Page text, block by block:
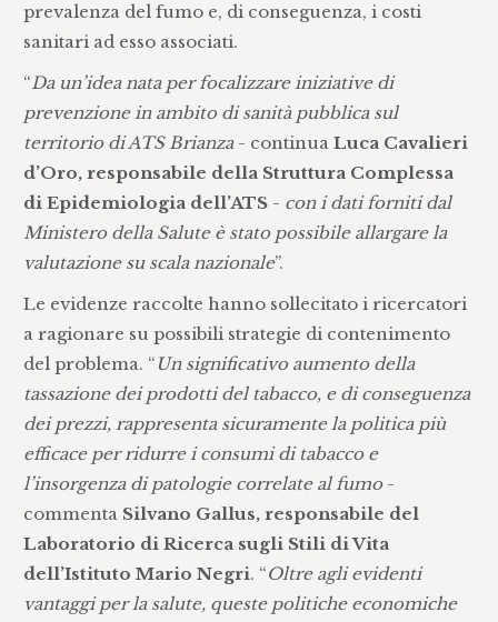
prevalenza del fumo e, di conseguenza, i costi
sanitari ad esso associati.
“Da un’idea nata per focalizzare iniziative di
prevenzione in ambito di sanità pubblica sul
territorio di ATS Brianza- continua Luca Cavalieri
d’Oro, responsabile della Struttura Complessa
di Epidemiologia dell’ATS - con i dati forniti dal
Ministero della Salute è stato possibile allargare la
valutazione su scala nazionale”.
Le evidenze raccolte hanno sollecitato i ricercatori
a ragionare su possibili strategie di contenimento
del problema. “ Un significativo aumento della
tassazione dei prodotti del tabacco, e di conseguenza
dei prezzi, rappresenta sicuramente la politica più
efficace per ridurre i consumi di tabacco e
l’insorgenza di patologie correlate al fumo-
commenta Silvano Gallus, responsabile del
Laboratorio di Ricerca sugli Stili di Vita
dell’Istituto Mario Negri. “Oltre agli evidenti
vantaggi per la salute, queste politiche economiche